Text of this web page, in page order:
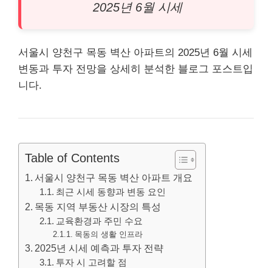
2025년 6월 시세
서울시 양천구 목동 벽산 아파트의 2025년 6월 시세
변동과 투자 전망을 상세히 분석한 블로그 포스트입
니다.
Table of Contents
서울시 양천구 목동 벽산 아파트 개요
최근 시세 동향과 변동 요인
목동 지역 부동산 시장의 특성
교육환경과 주민 수요
목동의 생활 인프라
2025년 시세 예측과 투자 전략
투자 시 고려할 점